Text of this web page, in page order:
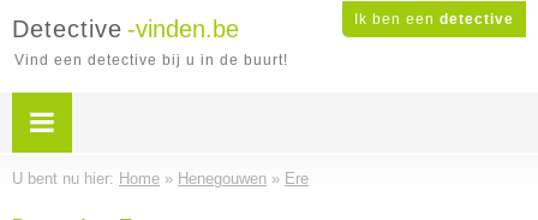
Ik ben een detective
Detective -vinden.be
Vind een detective bij u in de buurt!
U bent nu hier: Home » Henegouwen » Ere